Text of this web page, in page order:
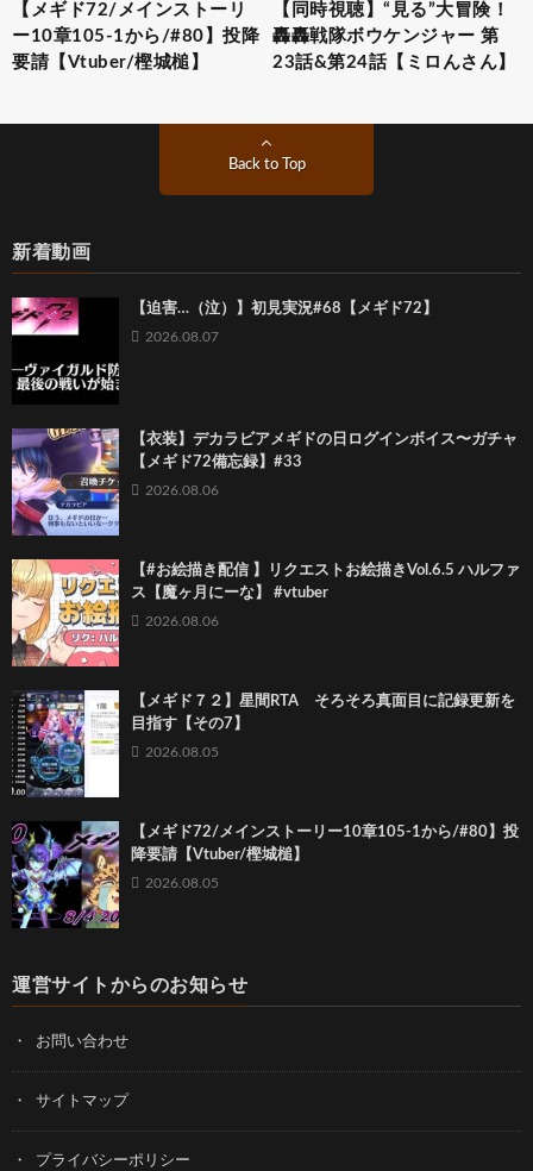
【メギド72/メインストーリ
ー10章105-1から/#80】投降
要請【Vtuber/樫城槌】
【同時視聴】“見る”大冒険！
轟轟戦隊ボウケンジャー 第
23話&第24話【ミロんさん】
Back to Top
新着動画
【迫害…（泣）】初見実況#68【メギド72】
2026.08.07
【衣装】デカラビアメギドの日ログインボイス〜ガチャ
【メギド72備忘録】#33
2026.08.06
【#お絵描き配信 】リクエストお絵描きVol.6.5 ハルファ
ス【魔ヶ月にーな】 #vtuber
2026.08.06
【メギド７２】星間RTA そろそろ真面目に記録更新を
目指す【その7】
2026.08.05
【メギド72/メインストーリー10章105-1から/#80】投
降要請【Vtuber/樫城槌】
2026.08.05
運営サイトからのお知らせ
お問い合わせ
サイトマップ
プライバシーポリシー